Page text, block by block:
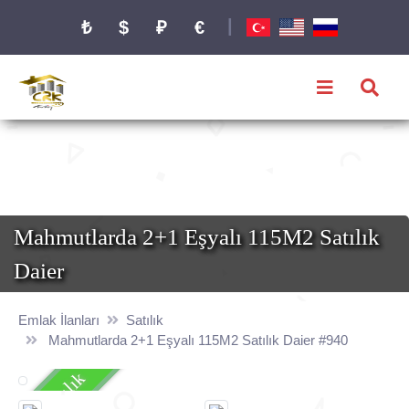
₺ $ ₽ €
Mahmutlarda 2+1 Eşyalı 115M2 Satılık
Daier
Emlak İlanları
Satılık
Mahmutlarda 2+1 Eşyalı 115M2 Satılık Daier #940
Satılık